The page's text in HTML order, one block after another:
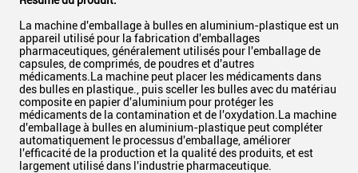
La machine d'emballage à bulles en aluminium-plastique est un
appareil utilisé pour la fabrication d'emballages
pharmaceutiques, généralement utilisés pour l'emballage de
capsules, de comprimés, de poudres et d'autres
médicaments.La machine peut placer les médicaments dans
des bulles en plastique., puis sceller les bulles avec du matériau
composite en papier d'aluminium pour protéger les
médicaments de la contamination et de l'oxydation.La machine
d'emballage à bulles en aluminium-plastique peut compléter
automatiquement le processus d'emballage, améliorer
l'efficacité de la production et la qualité des produits, et est
largement utilisé dans l'industrie pharmaceutique.